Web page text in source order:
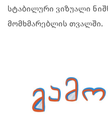
სტაბილური ვიზუალი
მომხმარებლის თვალში.